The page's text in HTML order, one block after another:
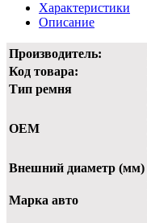
Характеристики
Описание
Производитель:
Код товара:
Тип ремня
OEM
Внешний диаметр (мм)
Марка авто